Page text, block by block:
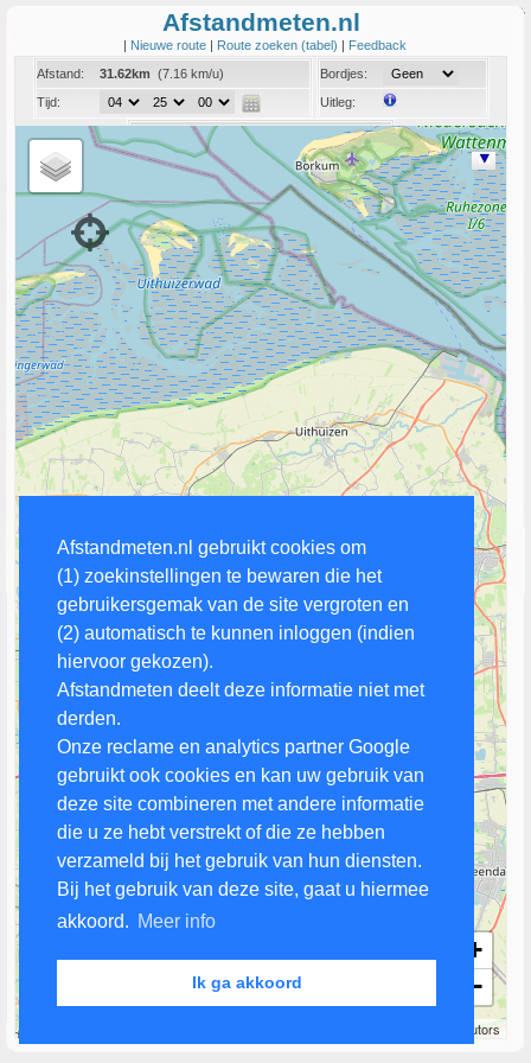
Afstandmeten.nl gebruikt cookies om
(1) zoekinstellingen te bewaren die het
gebruikersgemak van de site vergroten en
(2) automatisch te kunnen inloggen (indien
hiervoor gekozen).
Afstandmeten deelt deze informatie niet met
derden.
Onze reclame en analytics partner Google
gebruikt ook cookies en kan uw gebruik van
deze site combineren met andere informatie
die u ze hebt verstrekt of die ze hebben
verzameld bij het gebruik van hun diensten.
Bij het gebruik van deze site, gaat u hiermee
akkoord. Meer info
Ik ga akkoord
Afstandmeten.nl
| Nieuwe route | Route zoeken (tabel) | Feedback
Afstand:
31.62km (7.16 km/u)
Tijd:
Bordjes:
Uitleg:
Coord:
Info:Link naar deze route
+
−
contributors